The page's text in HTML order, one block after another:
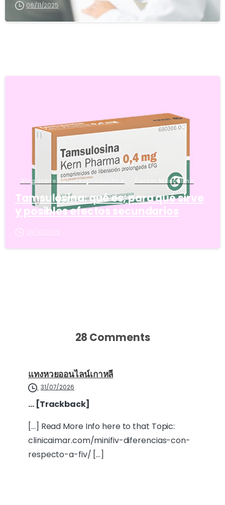
06/11/2025
Blog sobre Salud Reproductiva Factor Masculino
Tamsulosina: qué es, para qué sirve
y posibles efectos secundarios
28/10/2025
28 Comments
แทงหวยออนไลน์เกาหลี
31/07/2026
… [Trackback]
[…] Read More Info here to that Topic:
clinicaimar.com/minifiv-diferencias-con-
respecto-a-fiv/ […]